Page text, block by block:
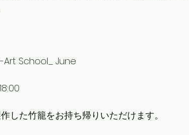
Art School_ June
した竹籠をお持ち帰りいただけます。